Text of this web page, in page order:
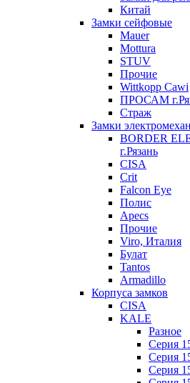
Китай
Замки сейфовые
Mauer
Mottura
STUV
Прочие
Wittkopp Cawi
ПРОСАМ
Страж
Замки
BORDER
г.Рязань
CISA
Crit
Falcon Eye
Полис
Apecs
Прочие
Viro, Италия
Булат
Tantos
Armadillo
Корпуса замков
CISA
KALE
Разное
Серия
Серия
Серия